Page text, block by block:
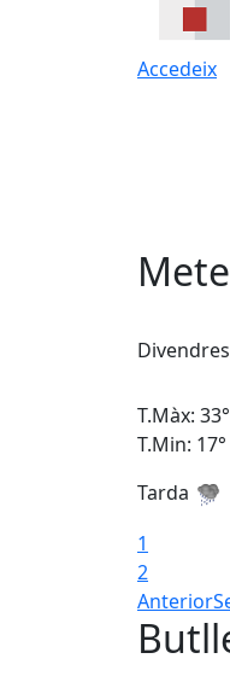
Accedeix
T.Màx: 33°
T.Min: 17°
Tarda
1
2
Anterior